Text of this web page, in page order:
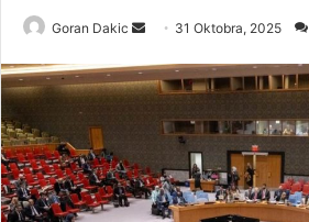
Goran Dakic
n
e
m
31 Oktobra, 2025